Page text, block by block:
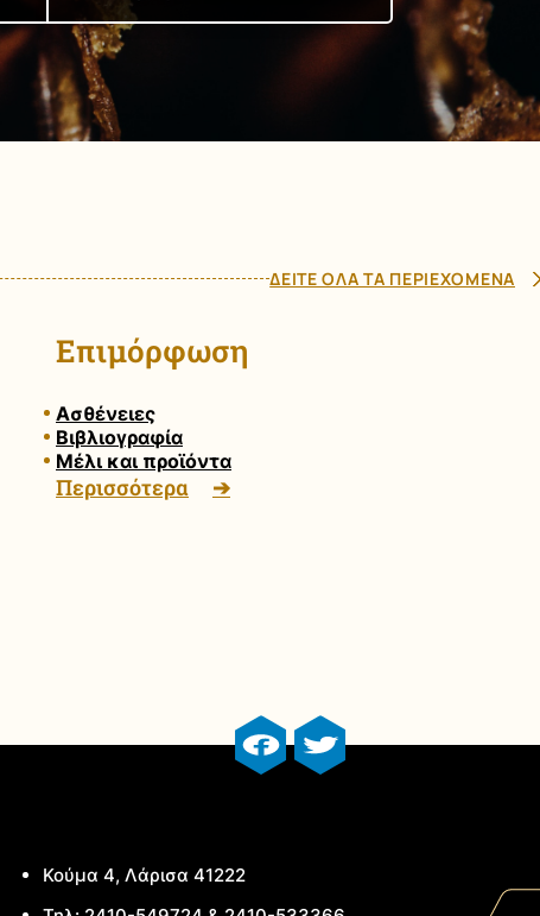
ΔΕΙΤΕ ΟΛΑ ΤΑ ΠΕΡΙΕΧΟΜΕΝΑ
Επιμόρφωση
Ασθένειες
Βιβλιογραφία
Μέλι και προϊόντα
Περισσότερα
facebook profiletwitter profile
Κούμα 4, Λάρισα 41222